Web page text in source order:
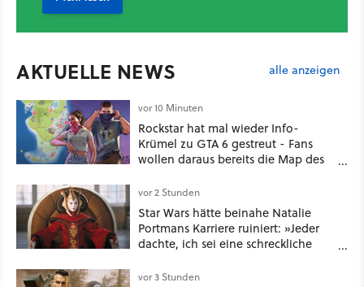
AKTUELLE NEWS alle anzeigen
vor 10 Minuten
Rockstar hat mal wieder Info-
Krümel zu GTA 6 gestreut - Fans
wollen daraus bereits die Map des
ablesen können
vor 2 Stunden
Star Wars hätte beinahe Natalie
Portmans Karriere ruiniert: »Jeder
dachte, ich sei eine schreckliche
vor 3 Stunden